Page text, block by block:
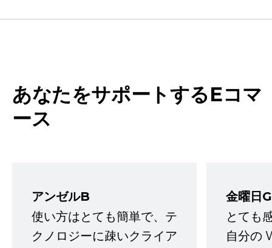
あなたをサポートするEコマ
ース
アンゼルB
使い方はとても簡単で、テ
クノロジーに疎いクライア
金曜日G
とても
自分の